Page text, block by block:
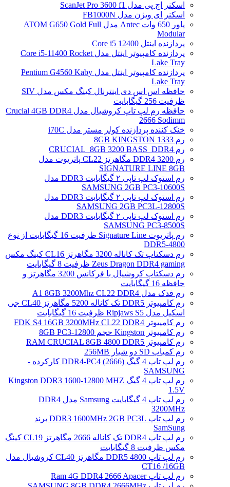
اسکنر اچ پی مدل ScanJet Pro 3600 f1
اسکنر ای ویژن مدل FB1000N
پاور 650 وات Antec مدل ATOM G650 Gold Full
Modular
پردازنده اینتل Core i5 12400
پردازنده کامپیوتر اینتل مدل Core i5-11400 Rocket
Lake Tray
پردازنده کامپیوتر اینتل مدل Pentium G4560 Kaby
Lake Tray
حافظه اس اس دی اینترنال کینگ مکس مدل SIV
ظرفیت 256 گیگابایت
حافظه رم لپ تاپ کروشیال مدل Crucial 4GB DDR4
2666 Sodimm
خنک کننده پردازنده کولر مستر مدل i70C
رم 1333 8GB KINGSTON
رم CRUCIAL_8GB 3200 BASS_DDR4
رم DDR4 3200 مگاهرتز CL22 پاتریوت مدل
SIGNATURE LINE 8GB
رم استوک لپ تاپی ۲ گیگابایت DDR3 مدل
SAMSUNG 2GB PC3-10600S
رم استوک لپ تاپی ۲ گیگابایت DDR3 مدل
SAMSUNG 2GB PC3L-12800S
رم استوک لپ تاپی ۲ گیگابایت DDR3 مدل
SAMSUNG PC3-8500S
رم پاتریوت Signature Line ظرفیت 16 گیگابایت از نوع
DDR5-4800
رم دسکتاپ تک کاناله 3200 مگاهرتز CL16 کینگ مکس
Zeus Dragon DDR4 gaming ظرفیت 8 گیگابایت
رم دسکتاپ کروشیال با فرکانس 3200 مگاهرتز و
حافظه 16 گیگابایت
رم فدک مدل A1 8GB 3200Mhz CL22 DDR4
رم کامپیوتر DDR5 تک کاناله 5200 مگاهرتز CL40 جی
اسکیل مدل Ripjaws S5 ظرفیت 16 گیگابایت
رم کامپیوتر FDK S4 16GB 3200MHz CL22 DDR4
رم کامپیوتر Kingston حجم 8GB PC3-12800
رم کامپیوتر RAM CRUCIAL 8GB 4800 DDR5
رم کمیاب SD دو شیار 256MB
رم لپ تاپ 4 گیگ DDR4-PC4 (2666) کارکرده -
SAMSUNG
رم لپ تاپ 4 گیگ Kingston DDR3 1600-12800 MHZ
1.5V
رم لپ تاپ 4 گیگابایت Samsung مدل DDR4
3200MHz
رم لپ تاپ DDR3 1600MHz 2GB PC3L برند
SamSung
رم لپ تاپ DDR4 تک کاناله 2666 مگاهرتز CL19 کینگ
مکس ظرفیت 8 گیگابایت
رم لپ تاپ DDR5 4800 مگاهرتز CL40 کروشیال مدل
CT16 /16GB
رم لپ تاپ Ram 4G DDR4 2666 Apacer